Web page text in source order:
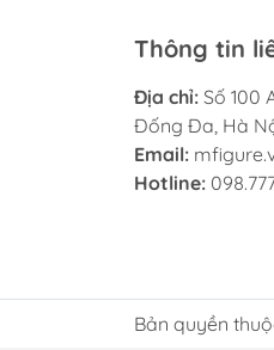
Thông tin
Địa chỉ: Số 100
Đống Đa, Hà
Email:
Hotline:
Bản quyền